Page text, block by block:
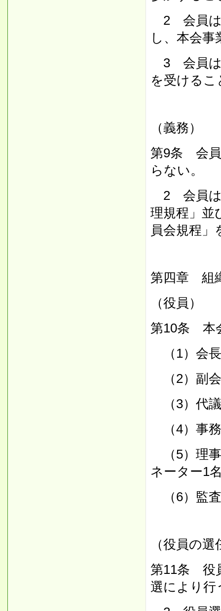
2 会員は
し、本会
3 会員は
を受ける
（義務）
第9条 会員
らない。
2 会員は
理規程」並
員会規程
第四章 組
（役員）
第10条 本
（1）会
（2）副
（3）代
（4）事務
（5）理
ネーター1
（6）監
（役員の選
第11条 役
選により行